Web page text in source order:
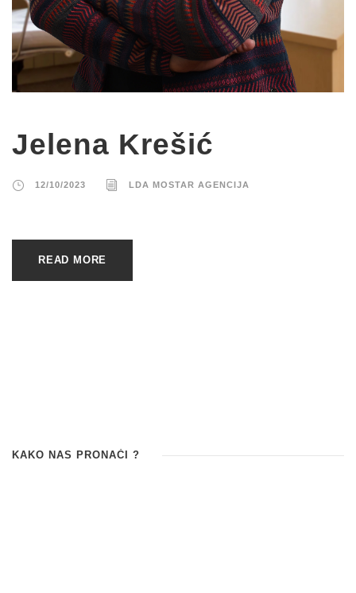
Jelena Krešić
12/10/2023 LDA MOSTAR AGENCIJA
READ MORE
KAKO NAS PRONAĆI ?